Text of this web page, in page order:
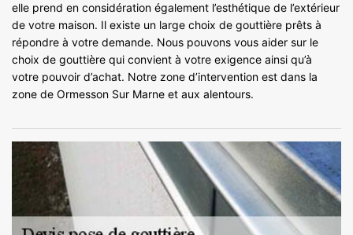
elle prend en considération également l’esthétique de l’extérieur
de votre maison. Il existe un large choix de gouttière prêts à
répondre à votre demande. Nous pouvons vous aider sur le
choix de gouttière qui convient à votre exigence ainsi qu’à
votre pouvoir d’achat. Notre zone d’intervention est dans la
zone de Ormesson Sur Marne et aux alentours.